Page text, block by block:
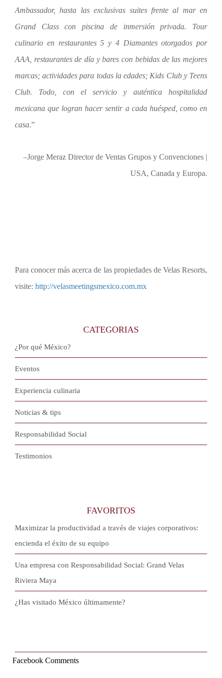
Ambassador, hasta las exclusivas suites frente al mar en
Grand Class con piscina de inmersión privada. Tour
culinario en restaurantes 5 y 4 Diamantes otorgados por
AAA, restaurantes de día y bares con bebidas de las mejores
marcas; actividades para todas la edades; Kids Club y Teens
Club. Todo, con el servicio y auténtica hospitalidad
mexicana que logran hacer sentir a cada huésped, como en
casa.”
–Jorge Meraz Director de Ventas Grupos y Convenciones |
USA, Canada y Europa.
Para conocer más acerca de las propiedades de Velas Resorts,
visite: http://velasmeetingsmexico.com.mx
CATEGORIAS
¿Por qué México?
Eventos
Experiencia culinaria
Noticias & tips
Responsabilidad Social
Testimonios
FAVORITOS
Maximizar la productividad a través de viajes corporativos:
encienda el éxito de su equipo
Una empresa con Responsabilidad Social: Grand Velas
Riviera Maya
¿Has visitado México últimamente?
Facebook Comments